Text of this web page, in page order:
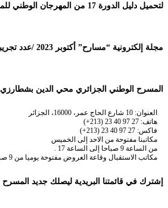
لتحميل دليل الدورة 17 من المهرجان الوطني للمسرح المحترف
مجلة إلكترونية “مسارح” أكتوبر 2023 /عدد تجريبي
المسرح الوطني الجزائري محي الدين بشطارزي
العنوان: 10 شارع الحاج عمر، 16000، الجزائر
هاتف: 27 97 40 23 (213+)
فاكس: 27 97 40 23 (213+)
مكاتبنا مفتوحة من الاحد إلى الخميس
من الساعة 9 صباحا إلى الساعة 17 .
مكاتب الاستقبال وقاعة العروض مفتوحة يوميا من 9 صباحا إلى غاية نهاية العروض.
إشترك في قائمتنا البريدية ليصلك جديد المسرح